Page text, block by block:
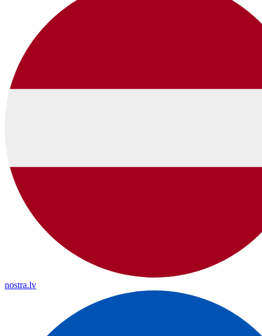
nostra.lv